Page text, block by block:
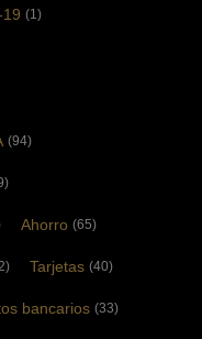
(1)
(94)
Ahorro (65)
Tarjetas (40)
bancarios (33)